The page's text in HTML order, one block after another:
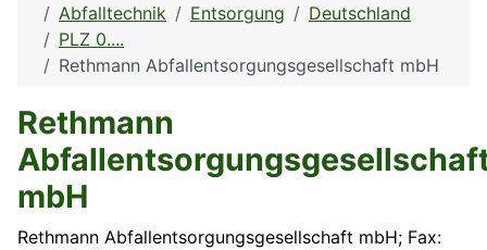
Abfalltechnik
Entsorgung
Deutschland
PLZ 0....
Rethmann Abfallentsorgungsgesellschaft mbH
Rethmann
mbH
Rethmann Abfallentsorgungsgesellschaft mbH; Fax: